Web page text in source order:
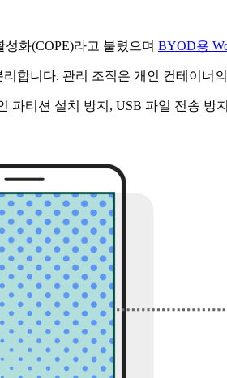
성화(COPE)라고 불렸으며 BYOD용
합니다. 관리 조직은 개인 컨테이
파티션 설치 방지, USB 파일 전송 방